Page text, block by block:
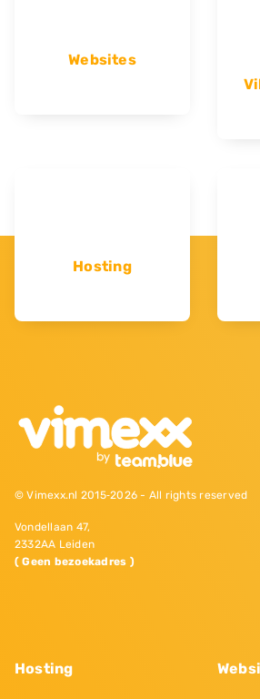
Websites
Hosting
© Vimexx.nl 2015‐2026 - All rights reserved
Vondellaan 47,
2332AA Leiden
( Geen bezoekadres )
Hosting